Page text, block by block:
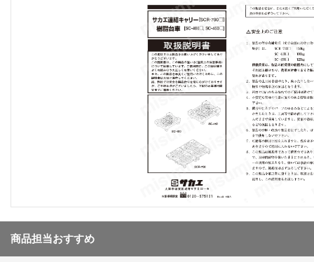
商品担当おすすめ